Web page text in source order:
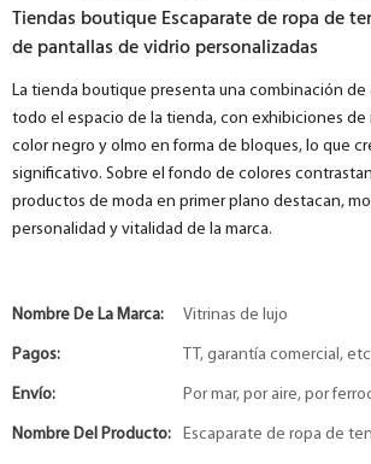
Tiendas boutique Escaparate de ropa de
de pantallas de vidrio personalizadas
La tienda boutique presenta una combinación de
todo el espacio de la tienda, con exhibiciones de
color negro y olmo en forma de bloques, lo que
significativo. Sobre el fondo de colores
productos de moda en primer plano destacan,
personalidad y vitalidad de la marca.
Nombre De La Marca: Vitrinas de lujo
Pagos: TT, garantía comercial,
Envío: Por mar, por aire, por
Nombre Del Producto: Escaparate de ropa de